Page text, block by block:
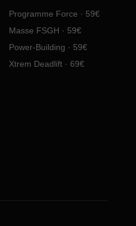
Programme Force · 59€
Masse FSGH · 59€
Power-Building · 59€
Xtrem Deadlift · 69€